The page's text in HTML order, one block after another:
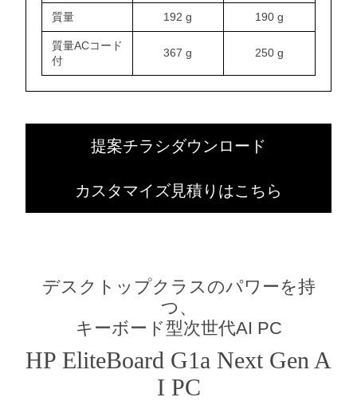
質量 192 g 190 g
質量ACコード
付
367 g 250 g
提案チラシダウンロード
カスタマイズ見積りはこちら
デスクトップクラスのパワーを持
つ、
キーボード型次世代AI PC
HP EliteBoard G1a Next Gen A
I PC